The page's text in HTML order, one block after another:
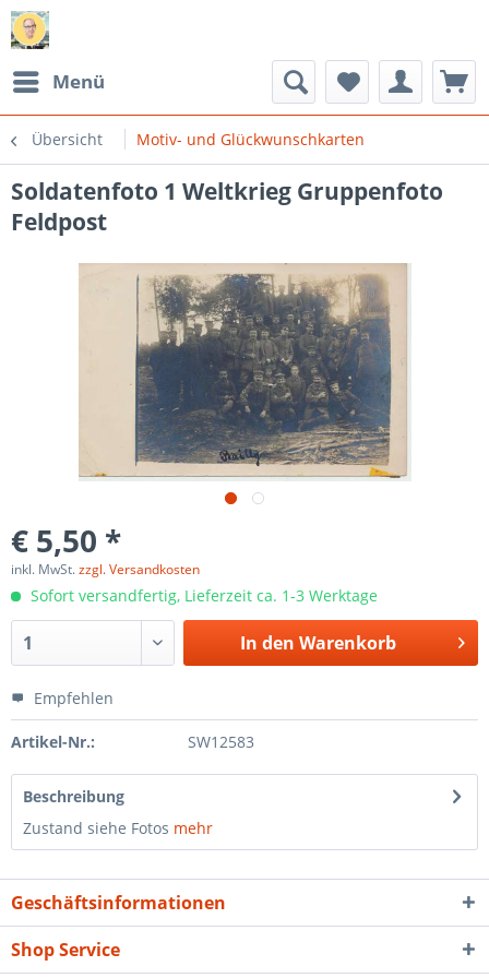
Menü
Übersicht Motiv- und Glückwunschkarten
Soldatenfoto 1 Weltkrieg Gruppenfoto
Feldpost
€ 5,50 *
inkl. MwSt.zzgl. Versandkosten
Sofort versandfertig, Lieferzeit ca. 1-3 Werktage
In den Warenkorb
Empfehlen
Artikel-Nr.: SW12583
Beschreibung
Zustand siehe Fotos mehr
Geschäftsinformationen
Shop Service